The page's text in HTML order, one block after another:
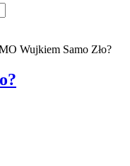
Wujkiem Samo Zło?